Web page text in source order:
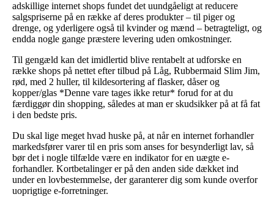
adskillige internet shops fundet det uundgåeligt at reducere
salgspriserne på en række af deres produkter – til piger og
drenge, og yderligere også til kvinder og mænd – betragteligt, og
endda nogle gange præstere levering uden omkostninger.
Til gengæld kan det imidlertid blive rentabelt at udforske en
række shops på nettet efter tilbud på Låg, Rubbermaid Slim Jim,
rød, med 2 huller, til kildesortering af flasker, dåser og
kopper/glas *Denne vare tages ikke retur* forud for at du
færdiggør din shopping, således at man er skudsikker på at få fat
i den bedste pris.
Du skal lige meget hvad huske på, at når en internet forhandler
markedsfører varer til en pris som anses for besynderligt lav, så
bør det i nogle tilfælde være en indikator for en uægte e-
forhandler. Kortbetalinger er på den anden side dækket ind
under en lovbestemmelse, der garanterer dig som kunde overfor
uoprigtige e-forretninger.